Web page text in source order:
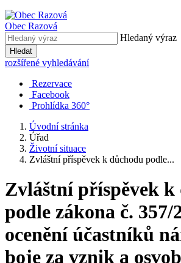
Obec Razová
Hledaný výraz
Hledat
rozšířené vyhledávání
Rezervace
Facebook
Prohlídka 360°
Úvodní stránka
Úřad
Životní situace
Zvláštní příspěvek k důchodu podle...
Zvláštní příspěvek k
podle zákona č. 357/
ocenění účastníků
boje za vznik a